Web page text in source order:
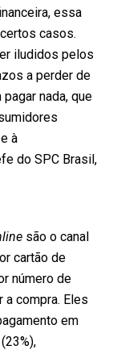
essa
casos.
iludidos pelos
a perder de
nada, que
à
do SPC Brasil,
são o canal
cartão de
número de
compra. Eles
em